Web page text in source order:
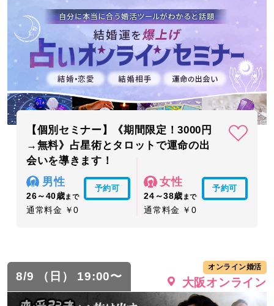
【個別セミナー】《期間限定！3000円
→無料》占星術とタロットで運命の出
会いを導きます！
男性
26～40歳まで
予約可
通常料金 ￥0
女性
24～38歳 まで
予約可
通常料金 ￥0
8/9 （日） 19:00〜
オンライン婚活
大阪オンライン